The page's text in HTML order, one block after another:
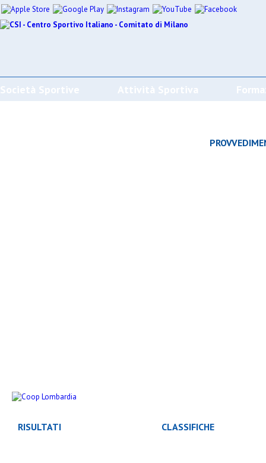
Società Sportive Attività Sportiva
RISULTATI CLASSIFICHE